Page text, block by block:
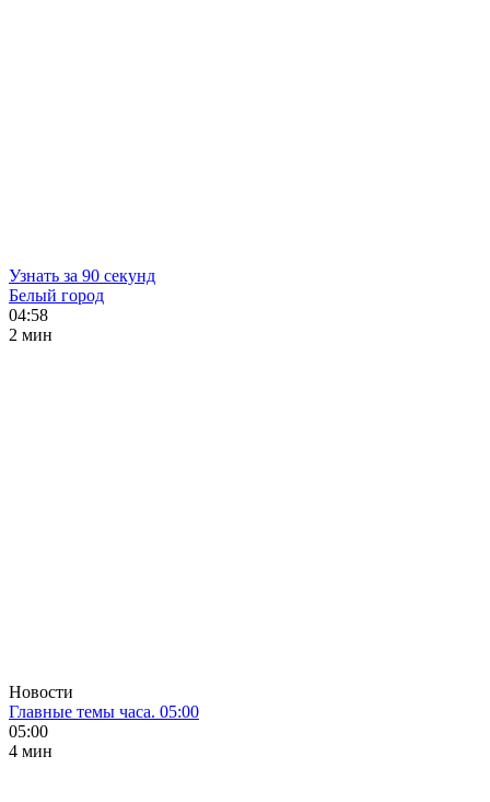
Узнать за 90 секунд
Белый город
04:58
2 мин
Новости
Главные темы часа. 05:00
05:00
4 мин